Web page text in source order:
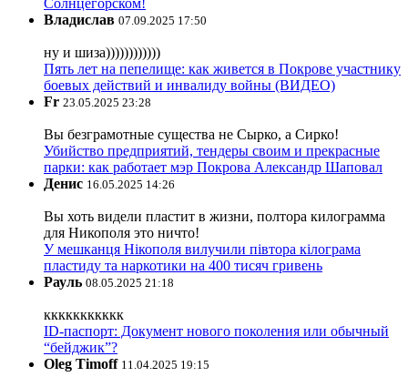
Владислав 07.09.2025 17:50
ну и шиза))))))))))))
Пять лет на пепелище: как живется в Покрове участнику
боевых действий и инвалиду войны (ВИДЕО)
Fr 23.05.2025 23:28
Вы безграмотные существа не Сырко, а Сирко!
Убийство предприятий, тендеры своим и прекрасные
парки: как работает мэр Покрова Александр Шаповал
Денис 16.05.2025 14:26
Вы хоть видели пластит в жизни, полтора килограмма
для Никополя это ничто!
У мешканця Нікополя вилучили півтора кілограма
пластиду та наркотики на 400 тисяч гривень
Рауль 08.05.2025 21:18
ккккккккккк
ID-паспорт: Документ нового поколения или обычный
“бейджик”?
Oleg Timoff 11.04.2025 19:15